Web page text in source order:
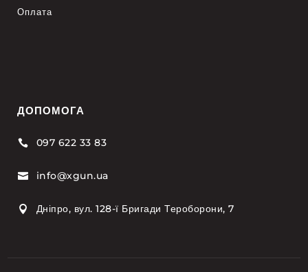
Оплата
ДОПОМОГА
 097 622 33 83
 info@xgun.ua
 Дніпро, вул. 128-ї Бригади Тероборони, 7